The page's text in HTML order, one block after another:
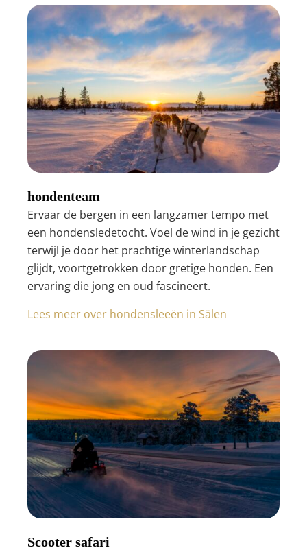
hondenteam
Ervaar de bergen in een langzamer tempo met
een hondensledetocht. Voel de wind in je gezicht
terwijl je door het prachtige winterlandschap
glijdt, voortgetrokken door gretige honden. Een
ervaring die jong en oud fascineert.
Lees meer over hondensleeën in Sälen
Scooter safari